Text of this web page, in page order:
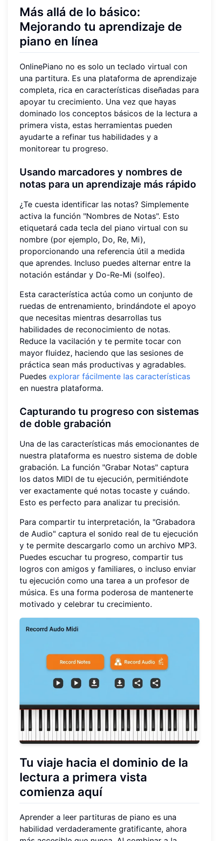
Más allá de lo básico:
Mejorando tu aprendizaje de
piano en línea
OnlinePiano no es solo un teclado virtual con
una partitura. Es una plataforma de aprendizaje
completa, rica en características diseñadas para
apoyar tu crecimiento. Una vez que hayas
dominado los conceptos básicos de la lectura a
primera vista, estas herramientas pueden
ayudarte a refinar tus habilidades y a
monitorear tu progreso.
Usando marcadores y nombres de
notas para un aprendizaje más rápido
¿Te cuesta identificar las notas? Simplemente
activa la función "Nombres de Notas". Esto
etiquetará cada tecla del piano virtual con su
nombre (por ejemplo, Do, Re, Mi),
proporcionando una referencia útil a medida
que aprendes. Incluso puedes alternar entre la
notación estándar y Do-Re-Mi (solfeo).
Esta característica actúa como un conjunto de
ruedas de entrenamiento, brindándote el apoyo
que necesitas mientras desarrollas tus
habilidades de reconocimiento de notas.
Reduce la vacilación y te permite tocar con
mayor fluidez, haciendo que las sesiones de
práctica sean más productivas y agradables.
Puedes explorar fácilmente las características
en nuestra plataforma.
Capturando tu progreso con sistemas
de doble grabación
Una de las características más emocionantes de
nuestra plataforma es nuestro sistema de doble
grabación. La función "Grabar Notas" captura
los datos MIDI de tu ejecución, permitiéndote
ver exactamente qué notas tocaste y cuándo.
Esto es perfecto para analizar tu precisión.
Para compartir tu interpretación, la "Grabadora
de Audio" captura el sonido real de tu ejecución
y te permite descargarlo como un archivo MP3.
Puedes escuchar tu progreso, compartir tus
logros con amigos y familiares, o incluso enviar
tu ejecución como una tarea a un profesor de
música. Es una forma poderosa de mantenerte
motivado y celebrar tu crecimiento.
Tu viaje hacia el dominio de la
lectura a primera vista
comienza aquí
Aprender a leer partituras de piano es una
habilidad verdaderamente gratificante, ahora